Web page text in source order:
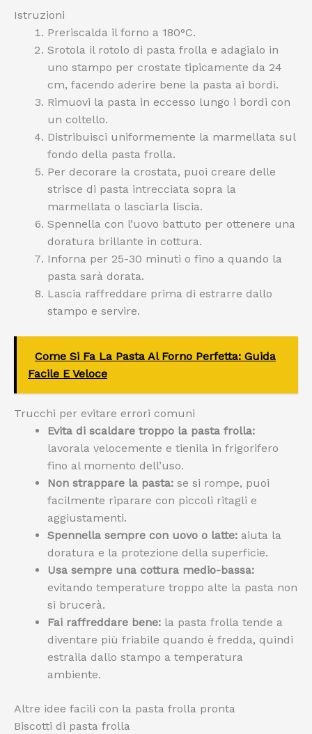
Istruzioni
Preriscalda il forno a 180°C.
Srotola il rotolo di pasta frolla e adagialo in
uno stampo per crostate tipicamente da 24
cm, facendo aderire bene la pasta ai bordi.
Rimuovi la pasta in eccesso lungo i bordi con
un coltello.
Distribuisci uniformemente la marmellata sul
fondo della pasta frolla.
Per decorare la crostata, puoi creare delle
strisce di pasta intrecciata sopra la
marmellata o lasciarla liscia.
Spennella con l’uovo battuto per ottenere una
doratura brillante in cottura.
Inforna per 25-30 minuti o fino a quando la
pasta sarà dorata.
Lascia raffreddare prima di estrarre dallo
stampo e servire.
Come Si Fa La Pasta Al Forno Perfetta: Guida
Facile E Veloce
Trucchi per evitare errori comuni
Evita di scaldare troppo la pasta frolla:
lavorala velocemente e tienila in frigorifero
fino al momento dell’uso.
Non strappare la pasta: se si rompe, puoi
facilmente riparare con piccoli ritagli e
aggiustamenti.
Spennella sempre con uovo o latte: aiuta la
doratura e la protezione della superficie.
Usa sempre una cottura medio-bassa:
evitando temperature troppo alte la pasta non
si brucerà.
Fai raffreddare bene: la pasta frolla tende a
diventare più friabile quando è fredda, quindi
estraila dallo stampo a temperatura
ambiente.
Altre idee facili con la pasta frolla pronta
Biscotti di pasta frolla